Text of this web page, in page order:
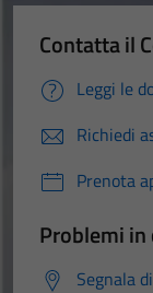
Contatta il
Leggi le
Richiedi
Prenota
Problemi
Segnala